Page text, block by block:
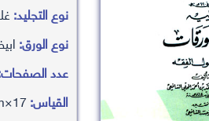
نوع التجليد:
نوع الورق:
عدد
القياس:17×24cm